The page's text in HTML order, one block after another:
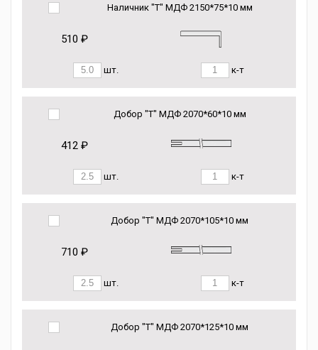
Наличник "Т" МДФ 2150*75*10 мм
510 ₽
шт. к-т
Добор "Т" МДФ 2070*60*10 мм
412 ₽
шт. к-т
Добор "Т" МДФ 2070*105*10 мм
710 ₽
шт. к-т
Добор "Т" МДФ 2070*125*10 мм